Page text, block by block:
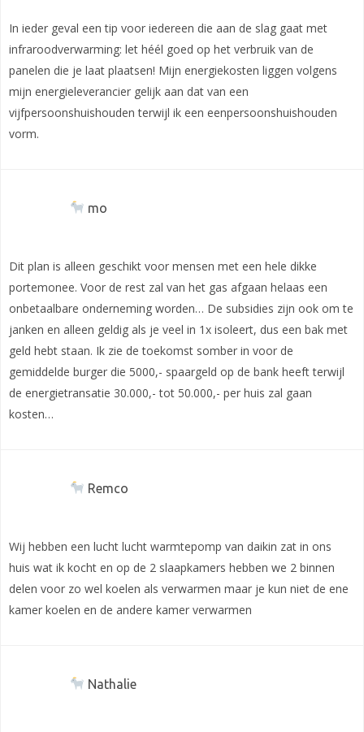
In ieder geval een tip voor iedereen die aan de slag gaat met
infraroodverwarming: let héél goed op het verbruik van de
panelen die je laat plaatsen! Mijn energiekosten liggen volgens
mijn energieleverancier gelijk aan dat van een
vijfpersoonshuishouden terwijl ik een eenpersoonshuishouden
vorm.
mo
Dit plan is alleen geschikt voor mensen met een hele dikke
portemonee. Voor de rest zal van het gas afgaan helaas een
onbetaalbare onderneming worden… De subsidies zijn ook om te
janken en alleen geldig als je veel in 1x isoleert, dus een bak met
geld hebt staan. Ik zie de toekomst somber in voor de
gemiddelde burger die 5000,- spaargeld op de bank heeft terwijl
de energietransatie 30.000,- tot 50.000,- per huis zal gaan
kosten…
Remco
Wij hebben een lucht lucht warmtepomp van daikin zat in ons
huis wat ik kocht en op de 2 slaapkamers hebben we 2 binnen
delen voor zo wel koelen als verwarmen maar je kun niet de ene
kamer koelen en de andere kamer verwarmen
Nathalie